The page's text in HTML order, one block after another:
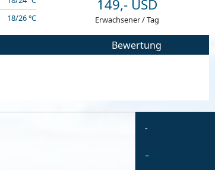
18/26 °C
149,- USD
Erwachsener / Tag
Bewertung
-
-